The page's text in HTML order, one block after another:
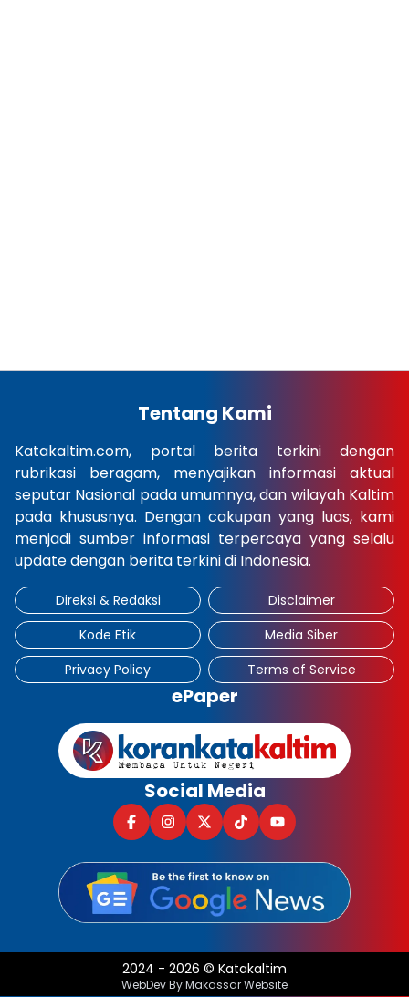
Tentang Kami
Katakaltim.com, portal berita terkini dengan
rubrikasi beragam, menyajikan informasi aktual
seputar Nasional pada umumnya, dan wilayah Kaltim
pada khususnya. Dengan cakupan yang luas, kami
menjadi sumber informasi terpercaya yang selalu
update dengan berita terkini di Indonesia.
Direksi & Redaksi
Disclaimer
Kode Etik
Media Siber
Privacy Policy
Terms of Service
ePaper
Social Media
2024 - 2026 © Katakaltim
WebDev By Makassar Website